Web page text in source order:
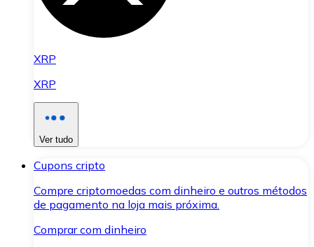
XRP
XRP
Ver tudo
Cupons cripto
Compre criptomoedas com dinheiro e outros métodos
de pagamento na loja mais próxima.
Comprar com dinheiro